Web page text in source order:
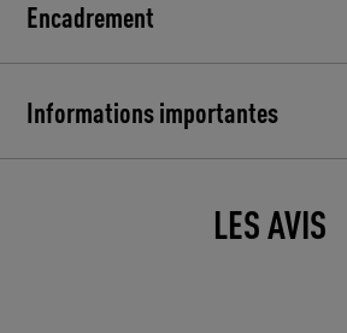
Encadrement
Informations importantes
LES AVIS